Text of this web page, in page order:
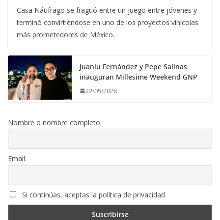
Casa Náufrago se fraguó entre un juego entre jóvenes y
terminó convirtiéndose en uno de los proyectos vinícolas
más prometedores de México.
Juanlu Fernández y Pepe Salinas
inauguran Millesime Weekend GNP
22/05/2026
Nombre o nombre completo
Email
Si continúas, aceptas la política de privacidad